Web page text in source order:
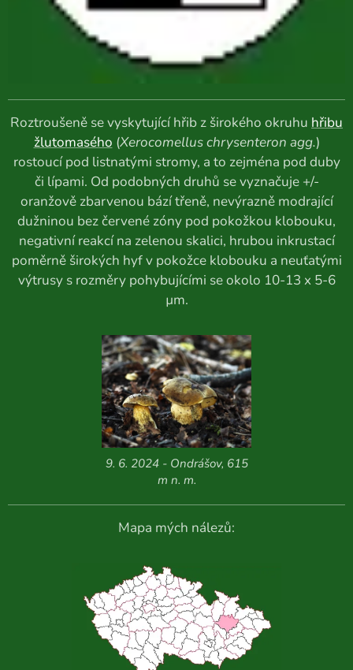
Roztroušeně se vyskytující hřib z širokého okruhu hřibu
žlutomasého (Xerocomellus chrysenteron agg.)
rostoucí pod listnatými stromy, a to zejména pod duby
či lípami. Od podobných druhů se vyznačuje +/-
oranžově zbarvenou bází třeně, nevýrazně modrající
dužninou bez červené zóny pod pokožkou klobouku,
negativní reakcí na zelenou skalici, hrubou inkrustací
poměrně širokých hyf v pokožce klobouku a neuťatými
výtrusy s rozměry pohybujícími se okolo 10-13 x 5-6
µm.
9. 6. 2024 - Ondrášov, 615
m n. m.
Mapa mých nálezů: